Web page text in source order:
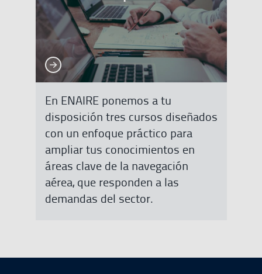
Ver más
En ENAIRE ponemos a tu
disposición tres cursos diseñados
con un enfoque práctico para
ampliar tus conocimientos en
áreas clave de la navegación
aérea, que responden a las
demandas del sector.